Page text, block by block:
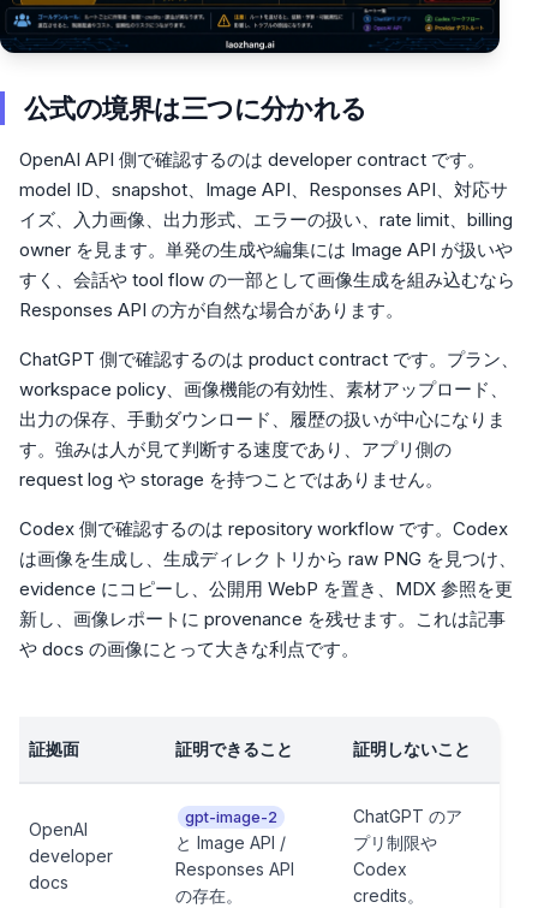
公式の境界は三つに分かれる
OpenAI API 側で確認するのは developer contract です。
model ID、snapshot、Image API、Responses API、対応サ
イズ、入力画像、出力形式、エラーの扱い、rate limit、billing
owner を見ます。単発の生成や編集には Image API が扱いや
すく、会話や tool flow の一部として画像生成を組み込むなら
Responses API の方が自然な場合があります。
ChatGPT 側で確認するのは product contract です。プラン、
workspace policy、画像機能の有効性、素材アップロード、
出力の保存、手動ダウンロード、履歴の扱いが中心になりま
す。強みは人が見て判断する速度であり、アプリ側の
request log や storage を持つことではありません。
Codex 側で確認するのは repository workflow です。Codex
は画像を生成し、生成ディレクトリから raw PNG を見つけ、
evidence にコピーし、公開用 WebP を置き、MDX 参照を更
新し、画像レポートに provenance を残せます。これは記事
や docs の画像にとって大きな利点です。
証拠面 証明できること 証明しないこと
OpenAI
developer
docs
gpt-image-2
と Image API /
Responses API
の存在。
ChatGPT のア
プリ制限や
Codex
credits。